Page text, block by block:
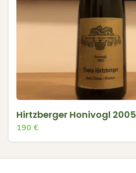
Hirtzberger Honivogl 2005
190 €